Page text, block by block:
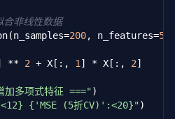
非线性数据
200, n_features=5
** 2 + X[:, 1 ] * X[:, 2]
加多项式特征 ===")
{'MSE (5折CV)':<20}")